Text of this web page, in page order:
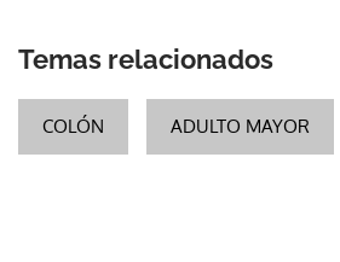
Temas relacionados
COLÓN ADULTO MAYOR